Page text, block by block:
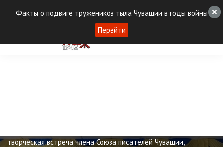
творческая встреча члена Союза писателей Чувашии,
Факты о подвиге тружеников тыла Чувашии в годы войны
Перейти